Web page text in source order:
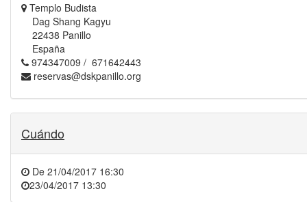
Templo Budista
Dag Shang Kagyu
22438 Panillo
España
974347009 / 671642443
reservas@dskpanillo.org
Cuándo
De 21/04/2017 16:30
23/04/2017 13:30